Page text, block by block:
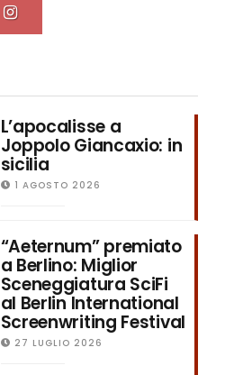
L’apocalisse a
Joppolo Giancaxio: in
sicilia
1 AGOSTO 2026
“Aeternum” premiato
a Berlino: Miglior
Sceneggiatura SciFi
al Berlin International
Screenwriting Festival
27 LUGLIO 2026